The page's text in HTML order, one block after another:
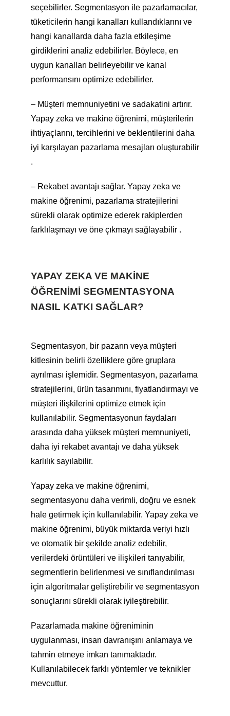
seçebilirler. Segmentasyon ile pazarlamacılar,
tüketicilerin hangi kanalları kullandıklarını ve
hangi kanallarda daha fazla etkileşime
girdiklerini analiz edebilirler. Böylece, en
uygun kanalları belirleyebilir ve kanal
performansını optimize edebilirler.
– Müşteri memnuniyetini ve sadakatini artırır.
Yapay zeka ve makine öğrenimi, müşterilerin
ihtiyaçlarını, tercihlerini ve beklentilerini daha
iyi karşılayan pazarlama mesajları oluşturabilir
.
– Rekabet avantajı sağlar. Yapay zeka ve
makine öğrenimi, pazarlama stratejilerini
sürekli olarak optimize ederek rakiplerden
farklılaşmayı ve öne çıkmayı sağlayabilir .
YAPAY ZEKA VE MAKINE
ÖĞRENIMI SEGMENTASYONA
NASIL KATKI SAĞLAR?
Segmentasyon, bir pazarın veya müşteri
kitlesinin belirli özelliklere göre gruplara
ayrılması işlemidir. Segmentasyon, pazarlama
stratejilerini, ürün tasarımını, fiyatlandırmayı ve
müşteri ilişkilerini optimize etmek için
kullanılabilir. Segmentasyonun faydaları
arasında daha yüksek müşteri memnuniyeti,
daha iyi rekabet avantajı ve daha yüksek
karlılık sayılabilir.
Yapay zeka ve makine öğrenimi,
segmentasyonu daha verimli, doğru ve esnek
hale getirmek için kullanılabilir. Yapay zeka ve
makine öğrenimi, büyük miktarda veriyi hızlı
ve otomatik bir şekilde analiz edebilir,
verilerdeki örüntüleri ve ilişkileri tanıyabilir,
segmentlerin belirlenmesi ve sınıflandırılması
için algoritmalar geliştirebilir ve segmentasyon
sonuçlarını sürekli olarak iyileştirebilir.
Pazarlamada makine öğreniminin
uygulanması, insan davranışını anlamaya ve
tahmin etmeye imkan tanımaktadır.
Kullanılabilecek farklı yöntemler ve teknikler
mevcuttur.